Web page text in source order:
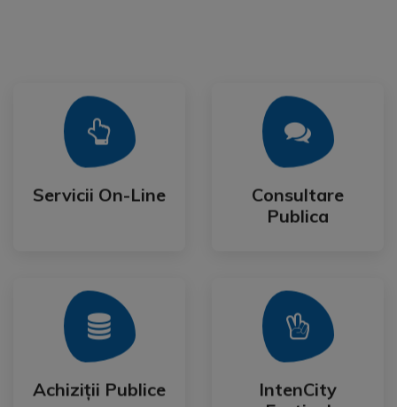
Servicii On-Line
Servicii On-Line
Mai Mult
Consultare
Publica
Consultare
Publica
Mai Mult
Achiziții Publice
Achiziții Publice
Mai Mult
IntenCity
IntenCity
Festival
Mai Mult